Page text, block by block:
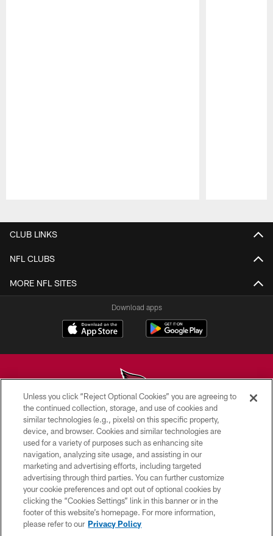
CLUB LINKS
NFL CLUBS
MORE NFL SITES
Download apps
© 2026 ARIZONA CARDINALS. ALL RIGHTS RESERVED.
CONTACT US
EMPLOYMENT
ACCESSIBILITY
PRIVACY POLICY
TERMS & CONDITIONS
Unless you click “Reject Optional Cookies” you are agreeing to
the continued collection, storage, and use of cookies and
similar technologies (e.g., pixels) on this specific property,
device, and browser. Cookies and similar technologies are
used for a variety of purposes such as enhancing site
navigation, analyzing site usage, and assisting in our
marketing and advertising efforts, including targeted
advertising through third parties. You can further customize
your cookie preferences and opt out of optional cookies by
clicking the “Cookies Settings” link in this banner or in the
footer of this website’s homepage. For more information,
please refer to our Privacy Policy